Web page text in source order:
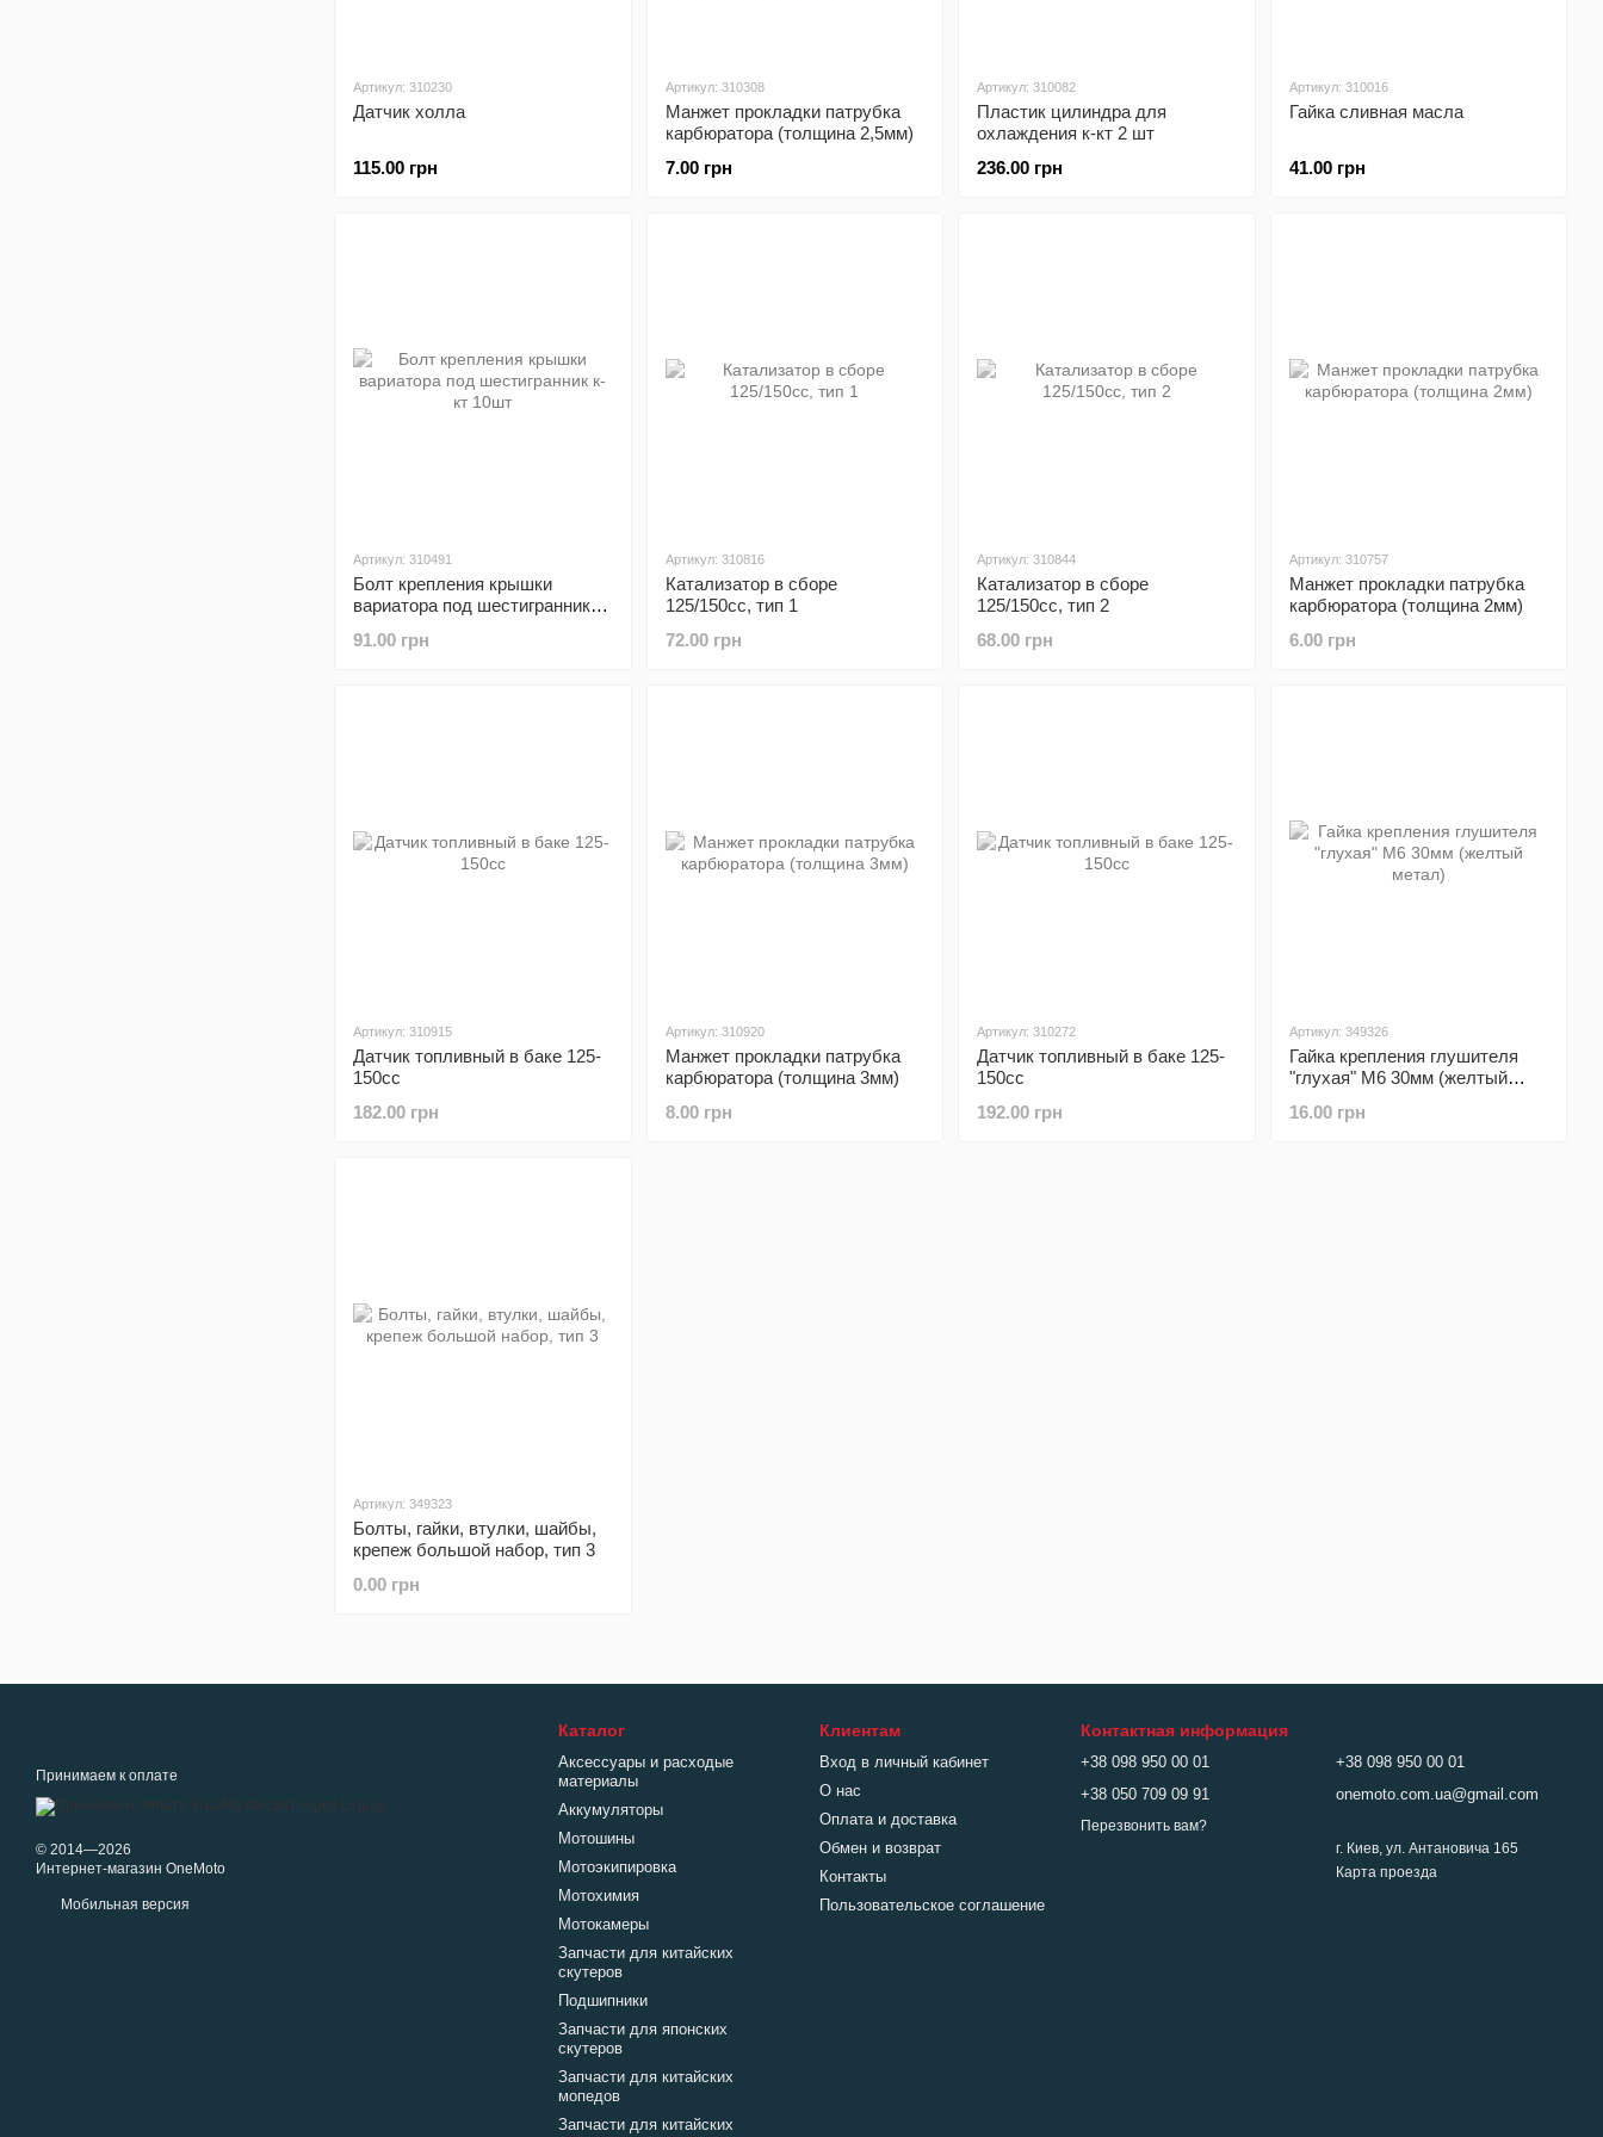
Артикул: 310230
Датчик холла
115.00 грн
Артикул: 310308
Манжет прокладки патрубка
карбюратора (толщина 2,5мм)
7.00 грн
Артикул: 310082
Пластик цилиндра для
охлаждения к-кт 2 шт
236.00 грн
Артикул: 310016
Гайка сливная масла
41.00 грн
Артикул: 310491
Болт крепления крышки
вариатора под шестигранник к-
91.00 грн
Артикул: 310816
Катализатор в сборе
125/150сс, тип 1
72.00 грн
Артикул: 310844
Катализатор в сборе
125/150сс, тип 2
68.00 грн
Артикул: 310757
Манжет прокладки патрубка
карбюратора (толщина 2мм)
6.00 грн
Артикул: 310915
Датчик топливный в баке 125-
150сс
182.00 грн
Артикул: 310920
Манжет прокладки патрубка
карбюратора (толщина 3мм)
8.00 грн
Артикул: 310272
Датчик топливный в баке 125-
150cc
192.00 грн
Артикул: 349326
Гайка крепления глушителя
"глухая" М6 30мм (желтый
16.00 грн
Артикул: 349323
Болты, гайки, втулки, шайбы,
крепеж большой набор, тип 3
0.00 грн
Принимаем к оплате
© 2014—2026
Интернет-магазин OneMoto
Мобильная версия
Каталог
Аксессуары и расходые
материалы
Аккумуляторы
Мотошины
Мотоэкипировка
Мотохимия
Мотокамеры
Запчасти для китайских
скутеров
Подшипники
Запчасти для японских
скутеров
Запчасти для китайских
мопедов
Запчасти для китайских
Клиентам
Вход в личный кабинет
О нас
Оплата и доставка
Обмен и возврат
Контакты
Пользовательское соглашение
Контактная информация
+38 098 950 00 01
+38 050 709 09 91
Перезвонить вам?
+38 098 950 00 01
onemoto.com.ua@gmail.com
г. Киев, ул. Антановича 165
Карта проезда